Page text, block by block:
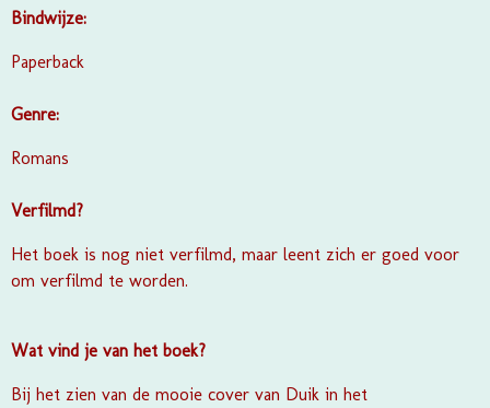
Bindwijze:
Paperback
Genre:
Romans
Verfilmd?
Het boek is nog niet verfilmd, maar leent zich er goed voor
om verfilmd te worden.
Wat vind je van het boek?
Bij het zien van de mooie cover van Duik in het